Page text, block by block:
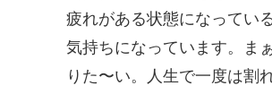
疲れがある状態になってい
気持ちになっています。まぁ
りた〜い。人生で一度は割